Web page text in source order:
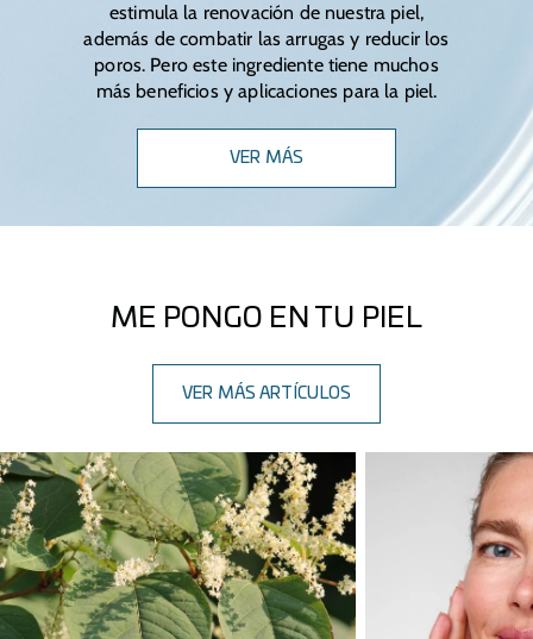
estimula la renovación de nuestra piel,
además de combatir las arrugas y reducir los
poros. Pero este ingrediente tiene muchos
más beneficios y aplicaciones para la piel.
VER MÁS
ME PONGO EN TU PIEL
VER MÁS ARTÍCULOS